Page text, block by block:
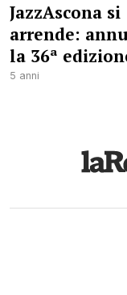
JazzAscona si
arrende:
la 36ª
5 anni